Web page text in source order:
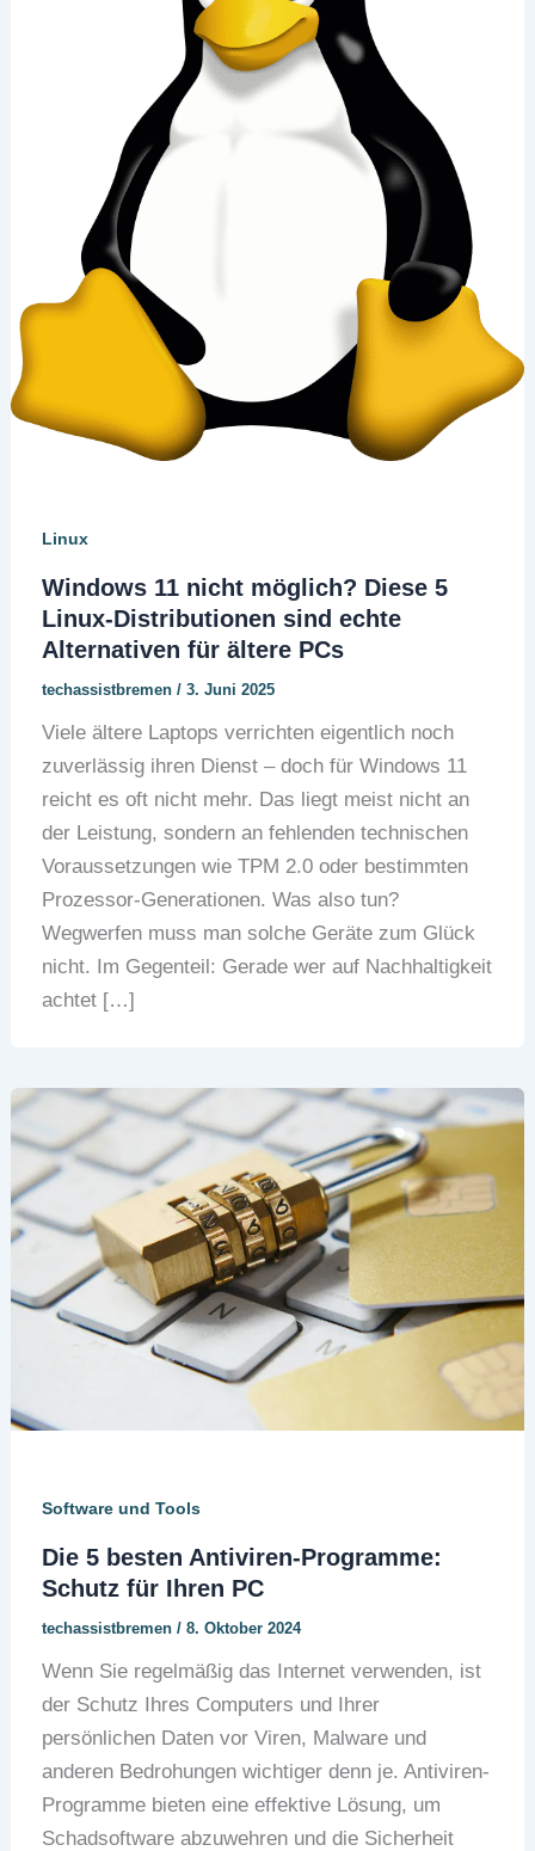
Linux
Windows 11 nicht möglich? Diese 5
Linux-Distributionen sind echte
Alternativen für ältere PCs
techassistbremen / 3. Juni 2025
Viele ältere Laptops verrichten eigentlich noch
zuverlässig ihren Dienst – doch für Windows 11
reicht es oft nicht mehr. Das liegt meist nicht an
der Leistung, sondern an fehlenden technischen
Voraussetzungen wie TPM 2.0 oder bestimmten
Prozessor-Generationen. Was also tun?
Wegwerfen muss man solche Geräte zum Glück
nicht. Im Gegenteil: Gerade wer auf Nachhaltigkeit
achtet […]
Software und Tools
Die 5 besten Antiviren-Programme:
Schutz für Ihren PC
techassistbremen / 8. Oktober 2024
Wenn Sie regelmäßig das Internet verwenden, ist
der Schutz Ihres Computers und Ihrer
persönlichen Daten vor Viren, Malware und
anderen Bedrohungen wichtiger denn je. Antiviren-
Programme bieten eine effektive Lösung, um
Schadsoftware abzuwehren und die Sicherheit